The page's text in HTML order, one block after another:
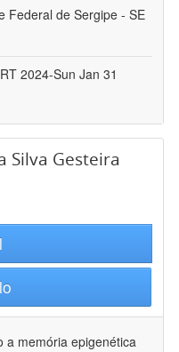
Federal de Sergipe - SE
2024-Sun Jan 31
Silva Gesteira
a memória epigenética